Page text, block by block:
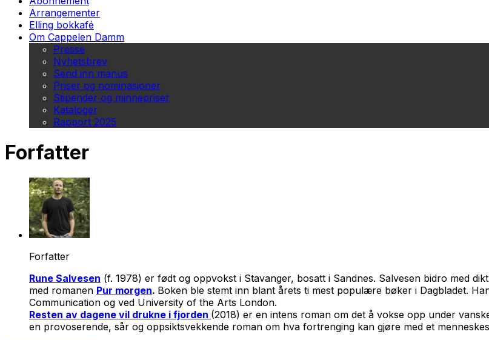
Arrangementer
Elling bokkafé
Om Cappelen Damm
Presse
Nyhetsbrev
Send inn manus
Priser og nominasjoner
Stipender og minnepriser
Kataloger
Rapport 2025
Forfatter
Forfatter
Rune Salvesen (f. 1978) er født og oppvokst i Stavanger, bosatt i Sandnes. Salvesen bidro med
med romanen Pur morgen. Boken ble stemt inn blant årets ti mest populære bøker i Dagbladet.
Communication og ved University of the Arts London.
Resten av dagene vil drukne i fjorden (2018) er en intens roman om det å vokse opp under
en provoserende, sår og oppsiktsvekkende roman om hva fortrenging kan gjøre med et